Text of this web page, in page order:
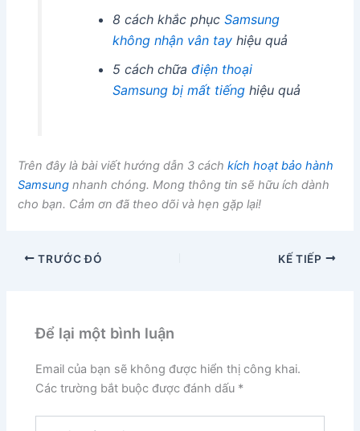
8 cách khắc phục Samsung
không nhận vân tayhiệu quả
5 cách chữa điện thoại
Samsung bị mất tiếnghiệu quả
Trên đây là bài viết hướng dẫn 3 cáchkích hoạt bảo hành
Samsung nhanh chóng. Mong thông tin sẽ hữu ích dành
cho bạn. Cảm ơn đã theo dõi và hẹn gặp lại!
TRƯỚC ĐÓ KẾ TIẾP
Để lại một bình luận
Email của bạn sẽ không được hiển thị công khai.
Các trường bắt buộc được đánh dấu *